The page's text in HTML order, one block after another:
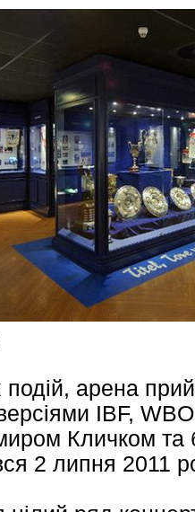
арена
IBF,
Кличком та
2 липня 2011